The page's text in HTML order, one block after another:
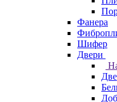
Фанера
Шифер
Двери